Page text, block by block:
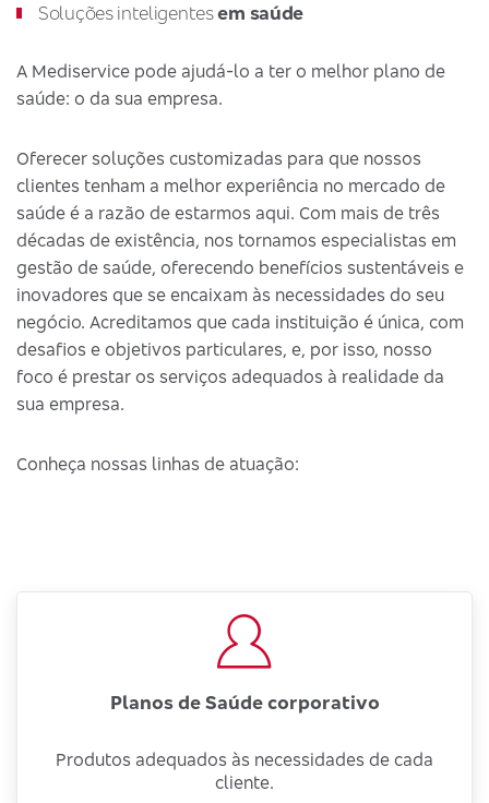
Soluções inteligentesem saúde
A Mediservice pode ajudá-lo a ter o melhor plano de
saúde: o da sua empresa.
Oferecer soluções customizadas para que nossos
clientes tenham a melhor experiência no mercado de
saúde é a razão de estarmos aqui. Com mais de três
décadas de existência, nos tornamos especialistas em
gestão de saúde, oferecendo benefícios sustentáveis e
inovadores que se encaixam às necessidades do seu
negócio. Acreditamos que cada instituição é única, com
desafios e objetivos particulares, e, por isso, nosso
foco é prestar os serviços adequados à realidade da
sua empresa.
Conheça nossas linhas de atuação:
Planos de Saúde corporativo
Produtos adequados às necessidades de cada
cliente.